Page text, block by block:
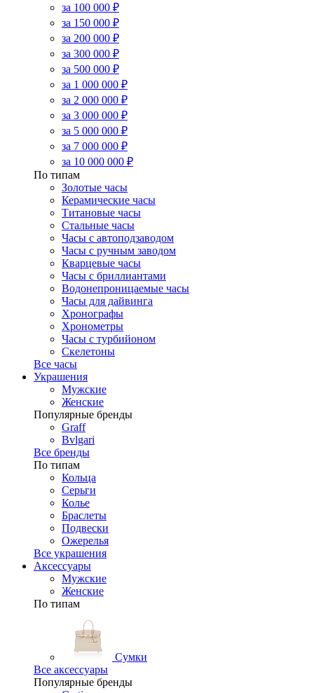
за 100 000 ₽
за 150 000 ₽
за 200 000 ₽
за 300 000 ₽
за 500 000 ₽
за 1 000 000 ₽
за 2 000 000 ₽
за 3 000 000 ₽
за 5 000 000 ₽
за 7 000 000 ₽
за 10 000 000 ₽
По типам
Золотые часы
Керамические часы
Титановые часы
Стальные часы
Часы с автоподзаводом
Часы с ручным заводом
Кварцевые часы
Часы с бриллиантами
Водонепроницаемые часы
Часы для дайвинга
Хронографы
Хронометры
Часы с турбийоном
Скелетоны
Все часы
Украшения
Мужские
Женские
Популярные бренды
Graff
Bvlgari
Все бренды
По типам
Кольца
Серьги
Колье
Браслеты
Подвески
Ожерелья
Все украшения
Аксессуары
Мужские
Женские
По типам
Сумки
Все аксессуары
Популярные бренды